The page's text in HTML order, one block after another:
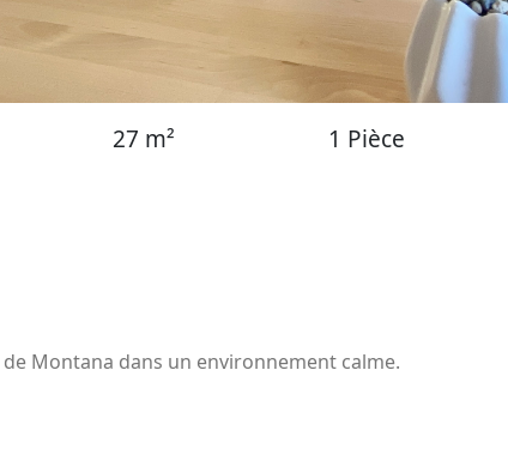
27 m² 1 Pièce
Montana dans un environnement calme.